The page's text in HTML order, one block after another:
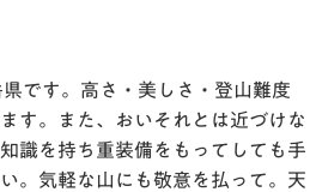
です。高さ・美しさ・登山難度
す。また、おいそれとは近づけな
識を持ち重装備をもってしても手
。気軽な山にも敬意を払って。天